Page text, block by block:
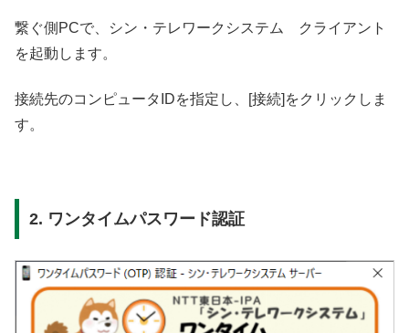
繋ぐ側PCで、シン・テレワークシステム クライアント
を起動します。
接続先のコンピュータIDを指定し、[接続]をクリックしま
す。
2. ワンタイムパスワード認証